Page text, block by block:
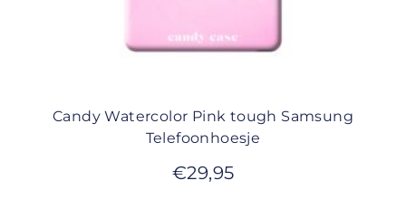
Candy Watercolor Pink tough Samsung
Telefoonhoesje
€29,95